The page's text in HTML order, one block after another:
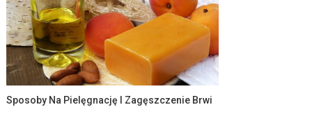
Sposoby Na Pielęgnację I Zagęszczenie Brwi